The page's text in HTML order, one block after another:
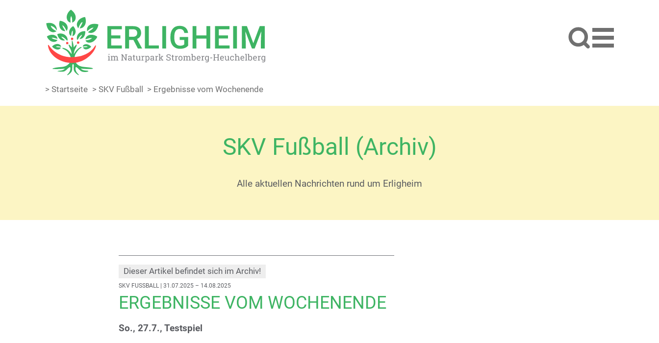
> Startseite > SKV Fußball > Ergebnisse vom Wochenende
SKV Fußball (Archiv)
Alle aktuellen Nachrichten rund um Erligheim
Dieser Artikel befindet sich im Archiv!
SKV FUSSBALL | 31.07.2025 – 14.08.2025
ERGEBNISSE VOM WOCHENENDE
So., 27.7., Testspiel